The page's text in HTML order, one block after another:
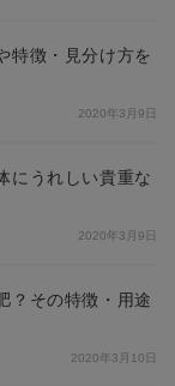
特徴・見分け方を
2020年3月9日
にうれしい貴重な
2020年3月9日
？その特徴・用途
2020年3月10日